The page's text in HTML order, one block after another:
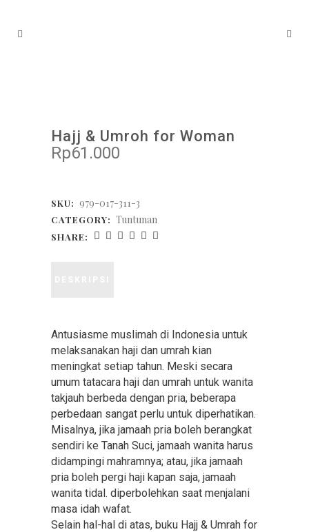
Hajj & Umroh for Woman
Rp61.000
SKU: 979-017-311-3
CATEGORY: Tuntunan
SHARE:
Antusiasme muslimah di Indonesia untuk
melaksanakan haji dan umrah kian
meningkat setiap tahun. Meski secara
umum tatacara haji dan umrah untuk wanita
takjauh berbeda dengan pria, beberapa
perbedaan sangat perlu untuk diperhatikan.
Misalnya, jika jamaah pria boleh berangkat
sendiri ke Tanah Suci, jamaah wanita harus
didampingi mahramnya; atau, jika jamaah
pria boleh pergi haji kapan saja, jamaah
wanita tidal. diperbolehkan saat menjalani
masa idah wafat.
Selain hal-hal di atas, buku Hajj & Umrah for